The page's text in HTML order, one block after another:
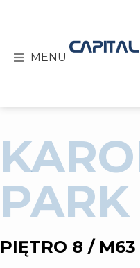
MENU
PARK
PIĘTRO 8 / M63